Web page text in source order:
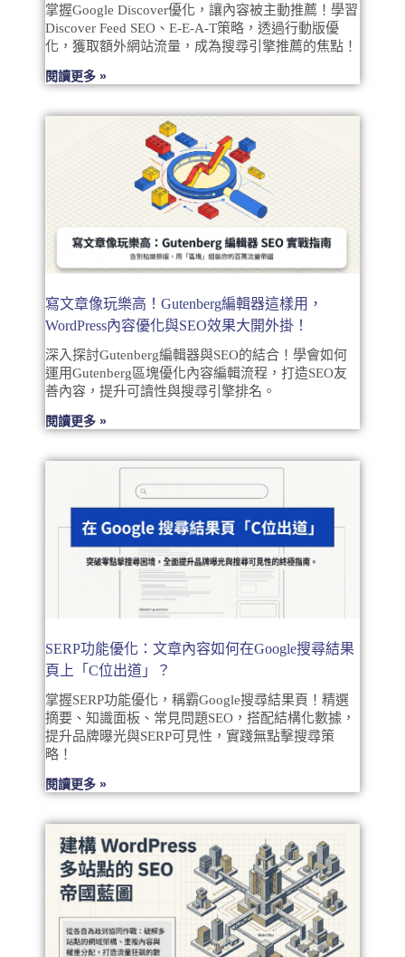
掌握Google Discover優化，讓內容被主動推薦！學習
Discover Feed SEO、E-E-A-T策略，透過行動版優
化，獲取額外網站流量，成為搜尋引擎推薦的焦點！
閱讀更多 »
寫文章像玩樂高！Gutenberg編輯器這樣用，
WordPress內容優化與SEO效果大開外掛！
深入探討Gutenberg編輯器與SEO的結合！學會如何
運用Gutenberg區塊優化內容編輯流程，打造SEO友
善內容，提升可讀性與搜尋引擎排名。
閱讀更多 »
SERP功能優化：文章內容如何在Google搜尋結果
頁上「C位出道」？
掌握SERP功能優化，稱霸Google搜尋結果頁！精選
摘要、知識面板、常見問題SEO，搭配結構化數據，
提升品牌曝光與SERP可見性，實踐無點擊搜尋策
略！
閱讀更多 »